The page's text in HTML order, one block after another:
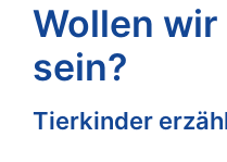
Wollen wir
sein?
Tierkinder